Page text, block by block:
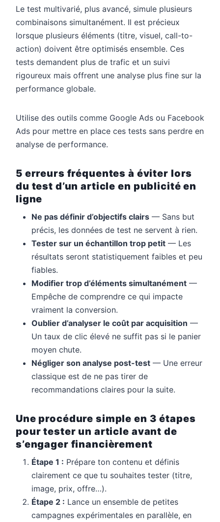
Le test multivarié, plus avancé, simule plusieurs
combinaisons simultanément. Il est précieux
lorsque plusieurs éléments (titre, visuel, call-to-
action) doivent être optimisés ensemble. Ces
tests demandent plus de trafic et un suivi
rigoureux mais offrent une analyse plus fine sur la
performance globale.
Utilise des outils comme Google Ads ou Facebook
Ads pour mettre en place ces tests sans perdre en
analyse de performance.
5 erreurs fréquentes à éviter lors
du test d’un article en publicité en
ligne
Ne pas définir d’objectifs clairs — Sans but
précis, les données de test ne servent à rien.
Tester sur un échantillon trop petit — Les
résultats seront statistiquement faibles et peu
fiables.
Modifier trop d’éléments simultanément —
Empêche de comprendre ce qui impacte
vraiment la conversion.
Oublier d’analyser le coût par acquisition —
Un taux de clic élevé ne suffit pas si le panier
moyen chute.
Négliger son analyse post-test — Une erreur
classique est de ne pas tirer de
recommandations claires pour la suite.
Une procédure simple en 3 étapes
pour tester un article avant de
s’engager financièrement
Étape 1 : Prépare ton contenu et définis
clairement ce que tu souhaites tester (titre,
image, prix, offre…).
Étape 2 : Lance un ensemble de petites
campagnes expérimentales en parallèle, en